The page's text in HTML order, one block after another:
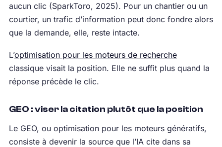
aucun clic (SparkToro, 2025). Pour un chantier ou un
courtier, un trafic d’information peut donc fondre alors
que la demande, elle, reste intacte.
L’optimisation pour les moteurs de recherche
classique visait la position. Elle ne suffit plus quand la
réponse précède le clic.
GEO : viser la citation plutôt que la position
Le GEO, ou optimisation pour les moteurs génératifs,
consiste à devenir la source que l’IA cite dans sa